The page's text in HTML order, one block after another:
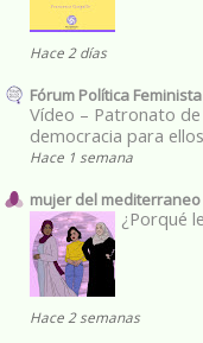
Hace 2 días
Fórum Política Feminista
Vídeo – Patronato
democracia para ellos
Hace 1 semana
mujer del mediterraneo
¿Porqué
Hace 2 semanas